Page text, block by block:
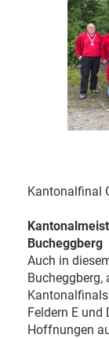
Kantonalfinal
Bucheggberg
Auch in
Bucheggberg,
Feldern E und
Hoffnungen